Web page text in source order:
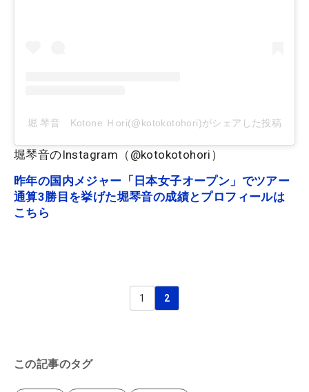
堀 琴音 Kotone Ｈori(@kotokotohori)がシェアした投稿
堀琴音のInstagram（@kotokotohori）
昨年の国内メジャー「日本女子オープン」でツアー
通算3勝目を挙げた堀琴音の成績とプロフィールは
こちら
1 2
この記事のタグ